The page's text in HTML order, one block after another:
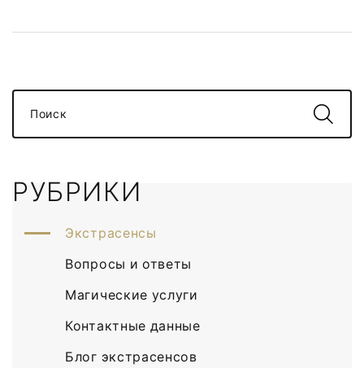
Поиск
РУБРИКИ
Экстрасенсы
Вопросы и ответы
Магические услуги
Контактные данные
Блог экстрасенсов